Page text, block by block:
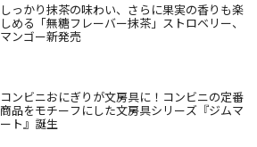
しっかり抹茶の味わい、さらに果実の香りも楽
しめる「無糖フレーバー抹茶」ストロベリー、
マンゴー新発売
コンビニおにぎりが文房具に！コンビニの定番
商品をモチーフにした文房具シリーズ『ジムマ
ート』誕生